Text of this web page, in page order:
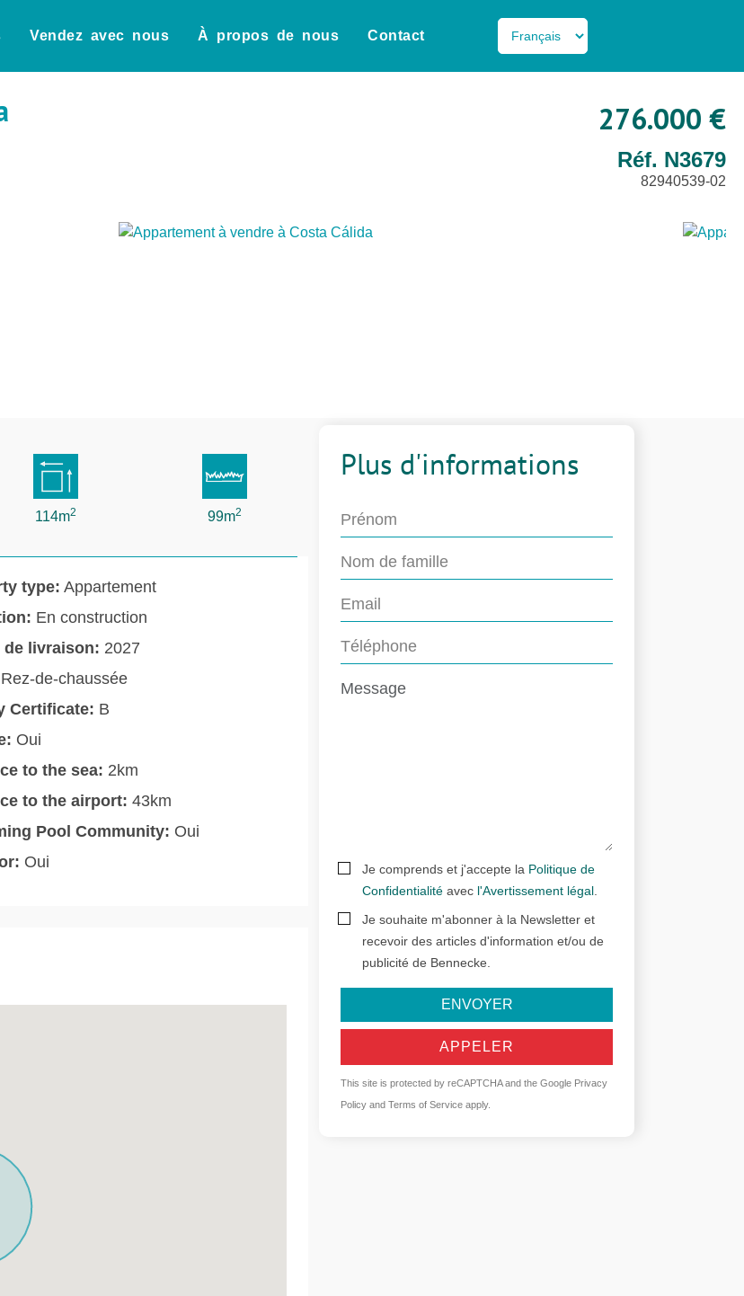
Vendez avec nous À propos de nous Contact
276.000 €
Réf. N3679
82940539-02
114m2 99m2
type: Appartement
En construction
de livraison: 2027
Rez-de-chaussée
Certificate: B
Oui
to the sea: 2km
to the airport: 43km
Pool Community: Oui
Oui
Plus d'informations
Je comprends et j'accepte la Politique de
Confidentialité avec l'Avertissement légal
Je souhaite m'abonner à la Newsletter et
recevoir des articles d'information et/ou de
publicité de Bennecke.
ENVOYER
APPELER
This site is protected by reCAPTCHA and the Google Privacy
Policy andTerms of Service apply.